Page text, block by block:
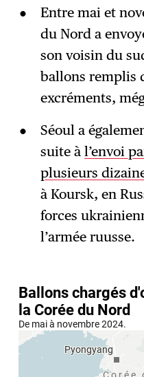
Entre mai et
du Nord a
son voisin du
ballons remplis
excréments,
Séoul a
suite à l’envoi
plusieurs
à Koursk, en
forces
l’armée ruusse.